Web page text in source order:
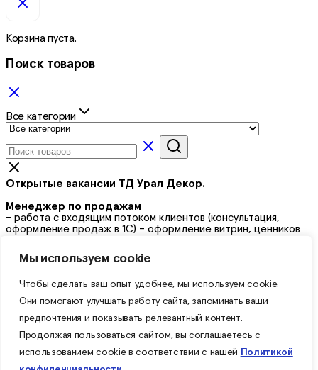
Мы используем cookie
Чтобы сделать ваш опыт удобнее, мы используем cookie.
Они помогают улучшать работу сайта, запоминать ваши
предпочтения и показывать релевантный контент.
Продолжая пользоваться сайтом, вы соглашаетесь с
использованием cookie в соответствии с нашей Политикой
Корзина пуста.
Поиск товаров
Все категории
Открытые вакансии ТД Урал Декор.
Менеджер по продажам
- работа с входящим потоком клиентов (консультация,
оформление продаж в 1С) - оформление витрин, ценников
Кладовщик на склад
- комплектация и выдача товара - прием товара - погрузо-
График работы5/2 с 09:00 до 18:00
Выходные дни - плавающие, подробности по
телефону: 89058419314
Не показывайте это всплывающее окно снова